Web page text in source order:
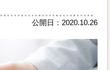
公開日：2020.10.26